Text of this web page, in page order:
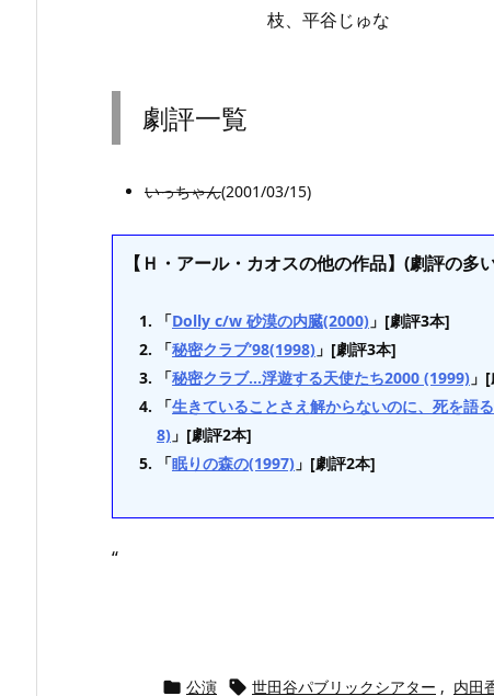
枝、平谷じゅな
劇評一覧
いっちゃん(2001/03/15)
【Ｈ・アール・カオスの他の作品】(劇評の多
「Dolly c/w 砂漠の内臓(2000) 」[劇評3本]
「秘密クラブ’98(1998) 」[劇評3本]
「秘密クラブ…浮遊する天使たち2000 (1999) 」
「生きていることさえ解からないのに、死を語
8) 」[劇評2本]
「眠りの森の(1997) 」[劇評2本]
“
 公演  世田谷パブリックシアター , 内田